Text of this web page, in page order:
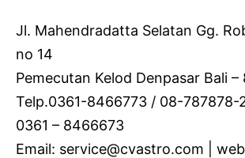
Jl. Mahendradatta Selatan Gg.
no 14
Pemecutan Kelod Denpasar Bali –
Telp.0361-8466773 / 08-787878-
0361 – 8466673
Email: service@cvastro.com |